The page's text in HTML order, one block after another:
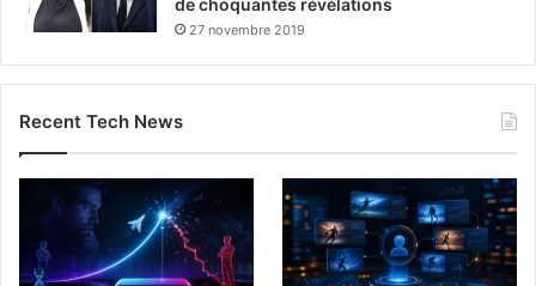
27 novembre 2019
Recent Tech News